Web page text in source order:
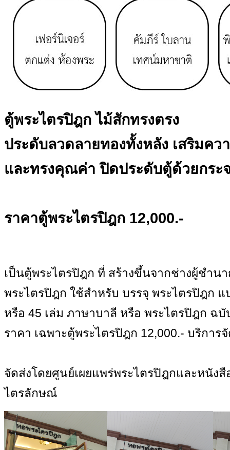
ตู้พระไตรปิฎก ไม้สักทรงตรง
ประดับลวดลายทองทั้งหลัง เสริมคว
และทรงคุณค่า ปิดประดับตู้ด้วยกระ
ราคาตู้พระไตรปิฎก 12,000.-
เป็นตู้พระไตรปิฎก ที่ สร้างขึ้นจากช่างผู้ชำน
พระไตรปิฎก ใช้สำหรับ บรรจุ พระไตรปิฎก แ
หรือ 45 เล่ม ภาษาบาลี หรือ พระไตรปิฎก ฉ
ราคา เฉพาะตู้พระ่ไตรปิฎก 12,000.- บริการ
จัดส่งโดยศูนย์เผยแพร่พระไตรปิฎกและหนัง
ไตรลักษณ์